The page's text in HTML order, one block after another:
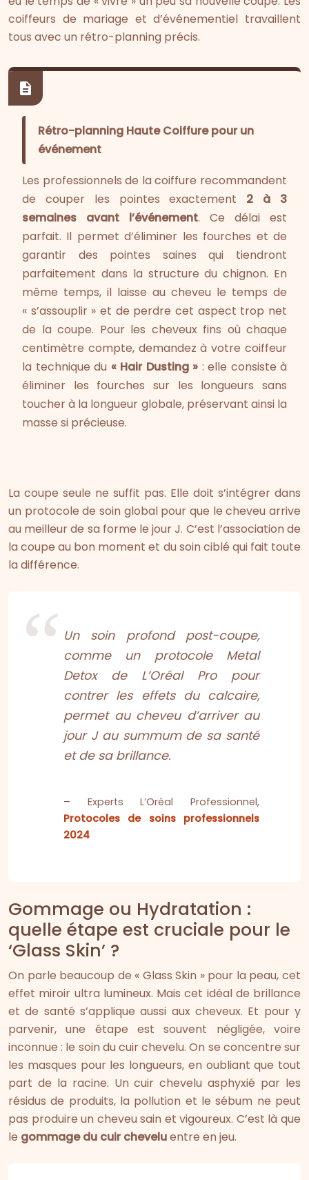
coiffeurs de mariage et d’événementiel travaillent
tous avec un rétro-planning précis.
Rétro-planning Haute Coiffure pour un
événement
Les professionnels de la coiffure recommandent
de couper les pointes exactement 2 à 3
semaines avant l’événement. Ce délai est
parfait. Il permet d’éliminer les fourches et de
garantir des pointes saines qui tiendront
parfaitement dans la structure du chignon. En
même temps, il laisse au cheveu le temps de
« s’assouplir » et de perdre cet aspect trop net
de la coupe. Pour les cheveux fins où chaque
centimètre compte, demandez à votre coiffeur
la technique du « Hair Dusting » : elle consiste à
éliminer les fourches sur les longueurs sans
toucher à la longueur globale, préservant ainsi la
masse si précieuse.
La coupe seule ne suffit pas. Elle doit s’intégrer dans
un protocole de soin global pour que le cheveu arrive
au meilleur de sa forme le jour J. C’est l’association de
la coupe au bon moment et du soin ciblé qui fait toute
la différence.
Un soin profond post-coupe,
comme un protocole Metal
Detox de L’Oréal Pro pour
contrer les effets du calcaire,
permet au cheveu d’arriver au
jour J au summum de sa santé
et de sa brillance.
– Experts L’Oréal Professionnel,
Protocoles de soins professionnels
2024
Gommage ou Hydratation :
quelle étape est cruciale pour le
‘Glass Skin’ ?
On parle beaucoup de « Glass Skin » pour la peau, cet
effet miroir ultra lumineux. Mais cet idéal de brillance
et de santé s’applique aussi aux cheveux. Et pour y
parvenir, une étape est souvent négligée, voire
inconnue : le soin du cuir chevelu. On se concentre sur
les masques pour les longueurs, en oubliant que tout
part de la racine. Un cuir chevelu asphyxié par les
résidus de produits, la pollution et le sébum ne peut
pas produire un cheveu sain et vigoureux. C’est là que
le gommage du cuir cheveluentre en jeu.